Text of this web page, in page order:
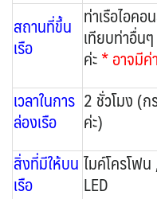
สถานที่ขึ้น
เรือ
ท่าเรือไอค
เทียบท่าอื่น
ค่ะ* อาจมีค่
เวลาในการ
ล่องเรือ
2 ชั่วโมง (
ค่ะ)
สิ่งที่มีให้บน
เรือ
ไมค์โครโฟน
LED